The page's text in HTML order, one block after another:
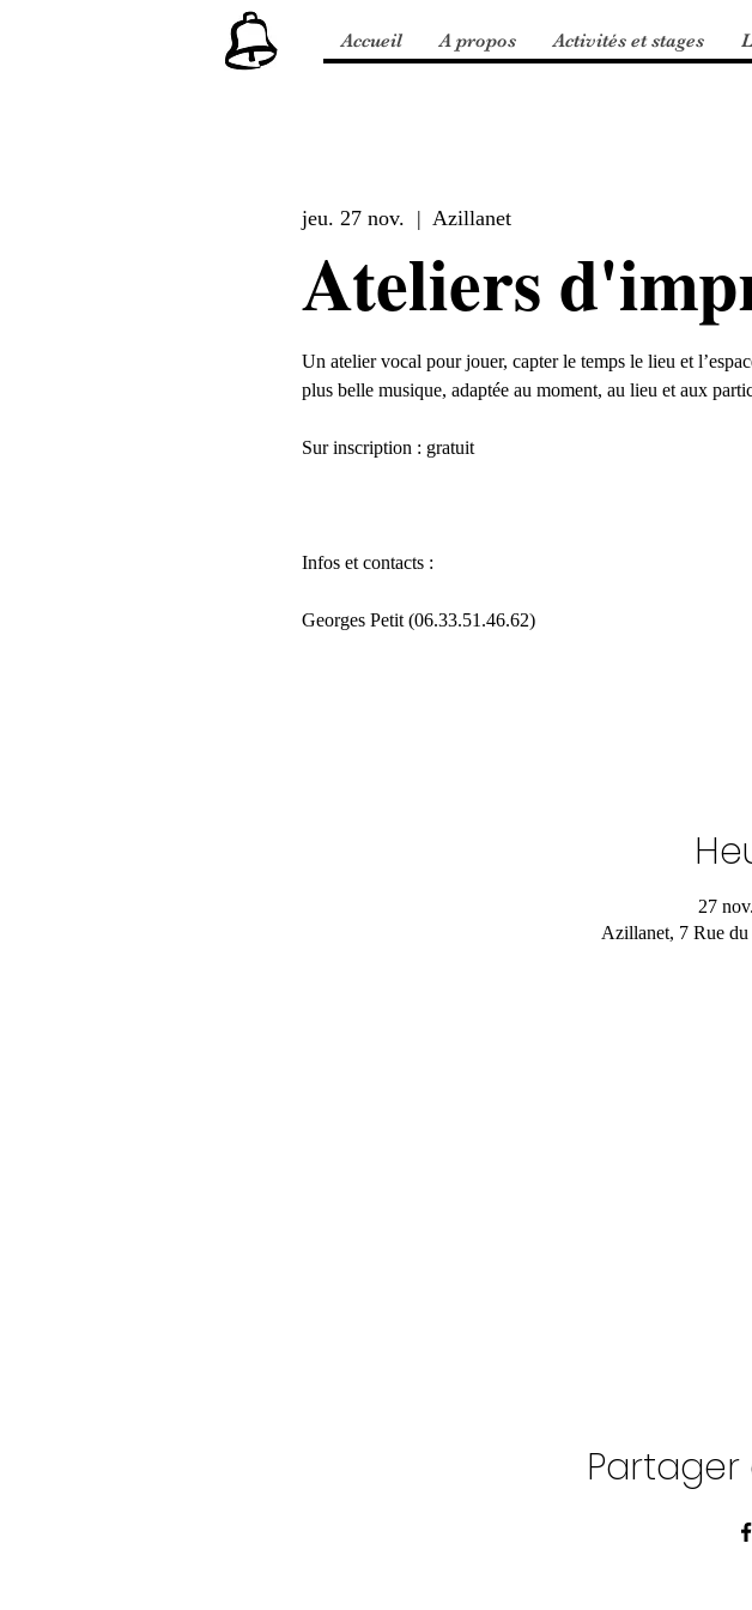
Accueil A propos Activités et stages
jeu. 27 nov.
  |
Azillanet
Ateliers
Un atelier vocal pour jouer, capter le temps le lieu et
plus belle musique, adaptée au moment, au lieu et aux
Sur inscription : gratuit
Infos et contacts :
Georges Petit (06.33.51.46.62)
27
Azillanet, 7 Rue